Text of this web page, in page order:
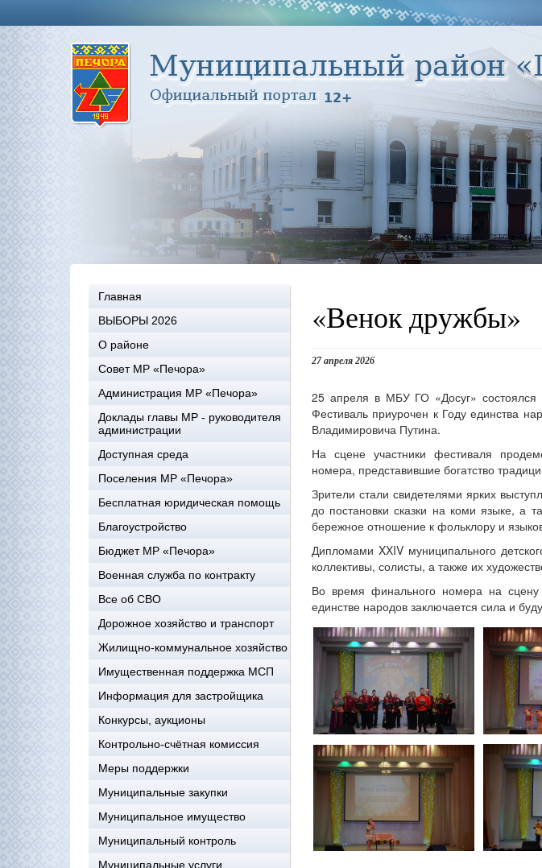
Главная
ВЫБОРЫ 2026
О районе
Совет МР «Печора»
Администрация МР «Печора»
Доклады главы МР - руководителя
администрации
Доступная среда
Поселения МР «Печора»
Бесплатная юридическая помощь
Благоустройство
Бюджет МР «Печора»
Военная служба по контракту
Все об СВО
Дорожное хозяйство и транспорт
Жилищно-коммунальное хозяйство
Имущественная поддержка МСП
Информация для застройщика
Конкурсы, аукционы
Контрольно-счётная комиссия
Меры поддержки
Муниципальные закупки
Муниципальное имущество
Муниципальный контроль
Муниципальные услуги
«Венок дружбы»
27 апреля 2026
25 апреля в МБУ ГО «Досуг» состоялся
Фестиваль приурочен к Году единства
Владимировича Путина.
На сцене участники фестиваля
номера, представившие богатство
Зрители стали свидетелями ярких
до постановки сказки на коми языке, а
бережное отношение к фольклору и
Дипломами XXIV муниципального
коллективы, солисты, а также их
Во время финального номера на
единстве народов заключается сила и